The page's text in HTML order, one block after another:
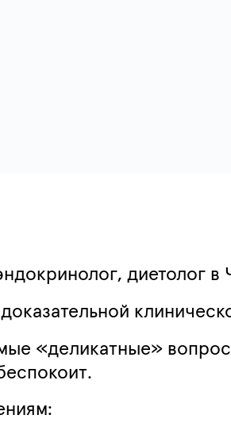
диетолог в
«деликатные»